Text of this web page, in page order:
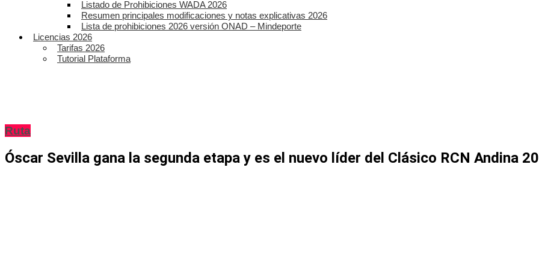
Listado de Prohibiciones WADA 2026
Resumen principales modificaciones y notas explicativas 2026
Lista de prohibiciones 2026 versión ONAD – Mindeporte
Licencias 2026
Tarifas 2026
Tutorial Plataforma
Ruta
Óscar Sevilla gana la segunda etapa y es el nuevo líder del Clásico RCN Andina